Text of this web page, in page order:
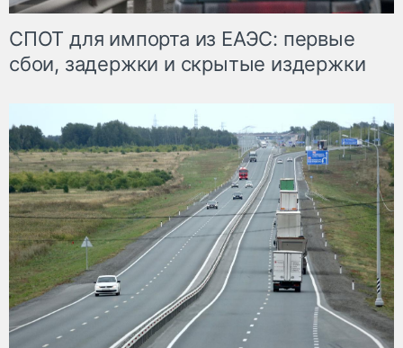
СПОТ для импорта из ЕАЭС: первые
сбои, задержки и скрытые издержки